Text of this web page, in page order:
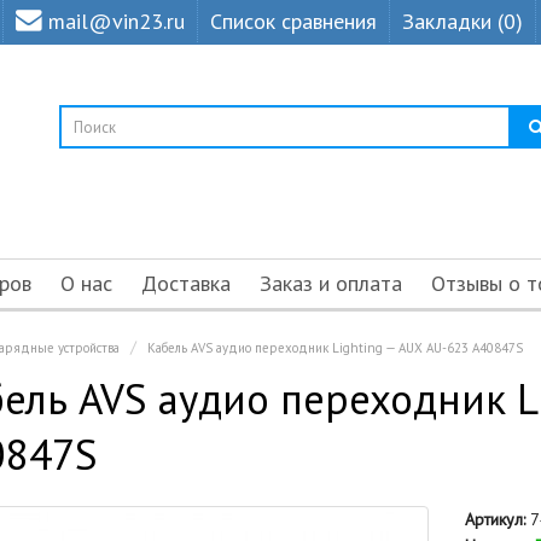
mail@vin23.ru Список сравнения Закладки (0)
О нас Доставка Заказ и оплата Отзывы о
устройства Кабель AVS аудио переходник Lighting — AUX AU-623 A40847S
AVS аудио переходник
Артикул: